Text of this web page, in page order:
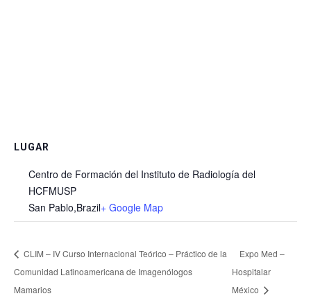
LUGAR
Centro de Formación del Instituto de Radiología del
HCFMUSP
San Pablo,Brazil+ Google Map
CLIM – IV Curso Internacional Teórico – Práctico de la
Comunidad Latinoamericana de Imagenólogos
Mamarios
Expo Med –
Hospitalar
México